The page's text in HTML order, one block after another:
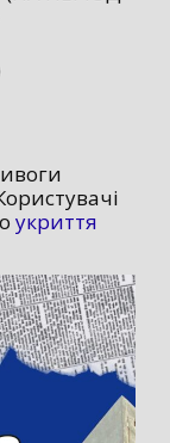
укриття